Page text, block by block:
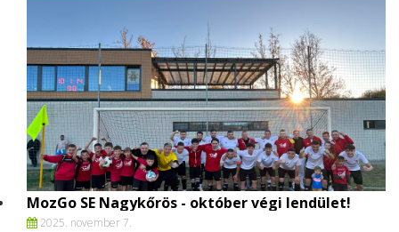
MozGo SE Nagykőrös - október végi lendület!
2025. november 7.